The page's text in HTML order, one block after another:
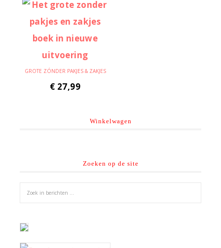
GROTE ZÓNDER PAKJES & ZAKJES
€ 27,99
Winkelwagen
Zoeken op de site